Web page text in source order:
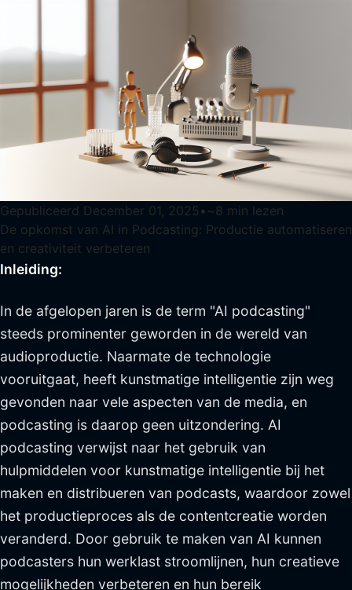
Gepubliceerd December 01, 2025 • ~8 min lezen
De opkomst van AI in Podcasting: Productie automatiseren
en creativiteit verbeteren
Inleiding:
In de afgelopen jaren is de term "AI podcasting"
steeds prominenter geworden in de wereld van
audioproductie. Naarmate de technologie
vooruitgaat, heeft kunstmatige intelligentie zijn weg
gevonden naar vele aspecten van de media, en
podcasting is daarop geen uitzondering. AI
podcasting verwijst naar het gebruik van
hulpmiddelen voor kunstmatige intelligentie bij het
maken en distribueren van podcasts, waardoor zowel
het productieproces als de contentcreatie worden
veranderd. Door gebruik te maken van AI kunnen
podcasters hun werklast stroomlijnen, hun creatieve
mogelijkheden verbeteren en hun bereik